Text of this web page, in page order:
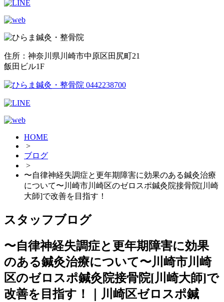
住所：神奈川県川崎市中原区田尻町21
飯田ビル1F
HOME
>
ブログ
>
〜自律神経失調症と更年期障害に効果のある鍼灸治療
について〜川崎市川崎区のゼロスポ鍼灸院接骨院[川崎
大師]で改善を目指す！
スタッフブログ
〜自律神経失調症と更年期障害に効果
のある鍼灸治療について〜川崎市川崎
区のゼロスポ鍼灸院接骨院[川崎大師]で
改善を目指す！｜川崎区ゼロスポ鍼